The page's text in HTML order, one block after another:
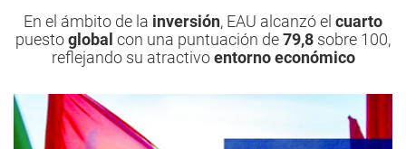
En el ámbito de la inversión, EAU alcanzó el cuarto
puestoglobal con una puntuación de79,8 sobre 100,
reflejando su atractivoentorno económico